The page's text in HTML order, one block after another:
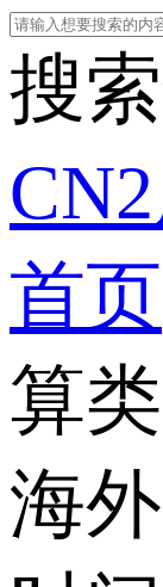
搜
首页
算
海